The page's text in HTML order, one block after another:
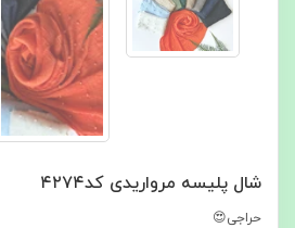
شال پلیسه مرواریدی کد۴۲۷۴
حراجی😍